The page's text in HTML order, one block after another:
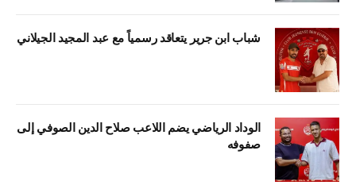
شباب ابن جرير يتعاقد رسمياً مع عبد المجيد الجيلاني
الوداد الرياضي يضم اللاعب صلاح الدين الصوفي إلى
صفوفه